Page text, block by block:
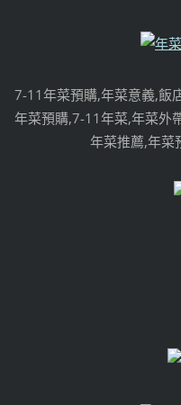
7-11年菜預購,年菜意義,飯
年菜預購,7-11年菜,年菜外
年菜推薦,年菜